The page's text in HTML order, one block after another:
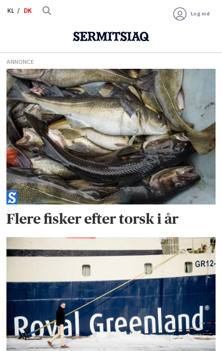
KL DK Log ind
Tag:
royal
greenland
ANNONCE
Flere fisker efter torsk i år